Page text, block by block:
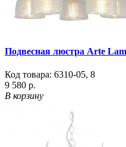
Подвесная люстра Arte
Код товара: 6310-05, 8
9 580 р.
В корзину